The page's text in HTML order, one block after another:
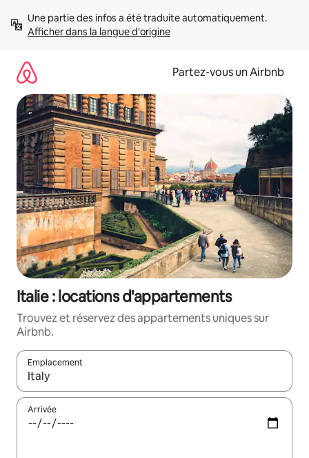
directement
Afficher dans la langue d'origine
Partez-vous un Airbnb
Italie : locations d'appartements
Trouvez et réservez des appartements uniques sur
Airbnb.
Emplacement
Quand les résultats sont affichés, parcourez-les en utilisant
Arrivée